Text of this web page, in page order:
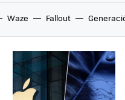
Waze Fallout